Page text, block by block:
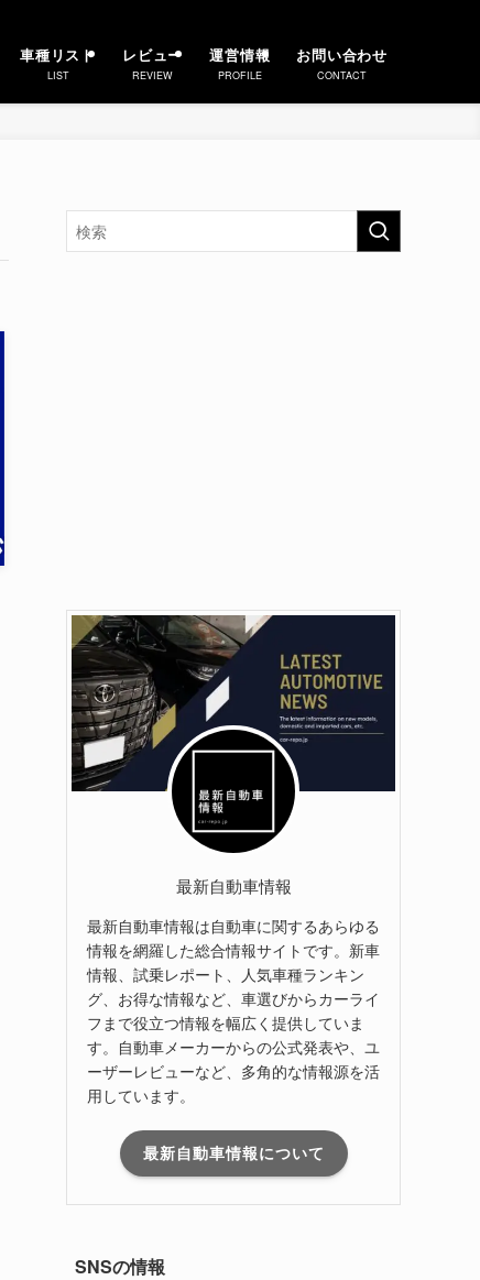
車種リスト
LIST
レビュー
REVIEW
運営情報
PROFILE
お問い合わせ
CONTACT
最新自動車情報
最新自動車情報は自動車に関するあらゆる
情報を網羅した総合情報サイトです。新車
情報、試乗レポート、人気車種ランキン
グ、お得な情報など、車選びからカーライ
フまで役立つ情報を幅広く提供していま
す。自動車メーカーからの公式発表や、ユ
ーザーレビューなど、多角的な情報源を活
用しています。
最新自動車情報について
SNSの情報